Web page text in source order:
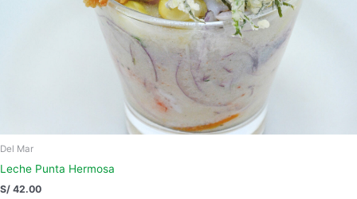
Del Mar
Leche Punta Hermosa
S/ 42.00